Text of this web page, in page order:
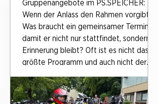
PS.SPEICHER für
Unternehmen und
Vereine
Gruppenangebote im PS.SPEICHER:
Wenn der Anlass den Rahmen vorgibt
Was braucht ein gemeinsamer Termin,
damit er nicht nur stattfindet, sondern in
Erinnerung bleibt? Oft ist es nicht das
größte Programm und auch nicht der
meist, ob der Rahmen zum Anlass passt.
Ein Betriebsausflug verfolgt andere